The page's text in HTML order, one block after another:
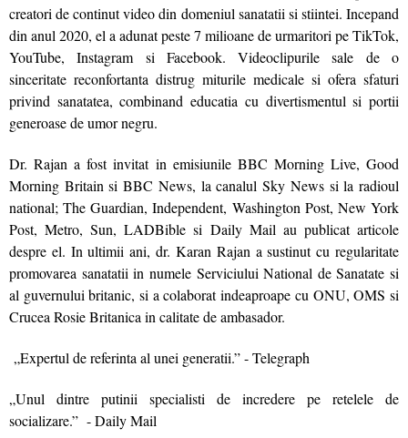
creatori de continut video din domeniul sanatatii si stiintei. Incepand
din anul 2020, el a adunat peste 7 milioane de urmaritori pe TikTok,
YouTube, Instagram si Facebook. Videoclipurile sale de o
sinceritate reconfortanta distrug miturile medicale si ofera sfaturi
privind sanatatea, combinand educatia cu divertismentul si portii
generoase de umor negru.
Dr. Rajan a fost invitat in emisiunile BBC Morning Live, Good
Morning Britain si BBC News, la canalul Sky News si la radioul
national; The Guardian, Independent, Washington Post, New York
Post, Metro, Sun, LADBible si Daily Mail au publicat articole
despre el. In ultimii ani, dr. Karan Rajan a sustinut cu regularitate
promovarea sanatatii in numele Serviciului National de Sanatate si
al guvernului britanic, si a colaborat indeaproape cu ONU, OMS si
Crucea Rosie Britanica in calitate de ambasador.
„Expertul de referinta al unei generatii.” - Telegraph
„Unul dintre putinii specialisti de incredere pe retelele de
socializare.” - Daily Mail